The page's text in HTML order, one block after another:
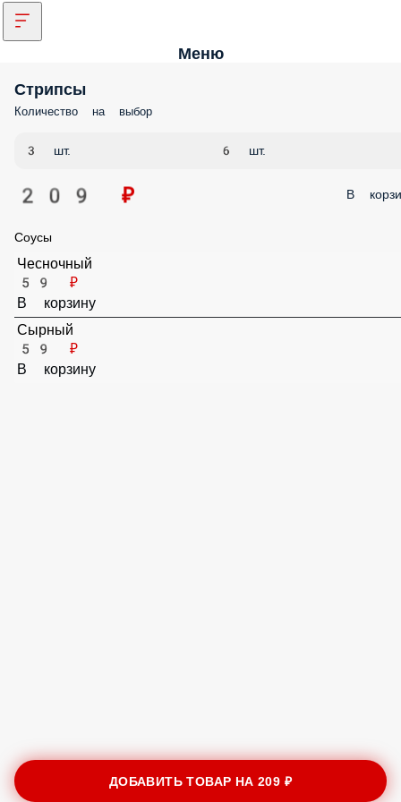
Меню
Стрипсы
Количество на выбор
3 шт. 6 шт.
209 ₽ В
Соусы
Чесночный
59 ₽
В корзину
Сырный
59 ₽
ДОБАВИТЬ ТОВАР НА209 ₽